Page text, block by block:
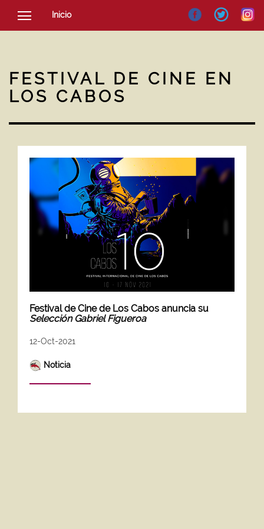
Inicio
SOCIEDAD
NOTICIAS
FESTIVAL DE CINE EN
LOS CABOS
Festival de Cine de Los Cabos anuncia su
Selección Gabriel Figueroa
12-Oct-2021
Noticia